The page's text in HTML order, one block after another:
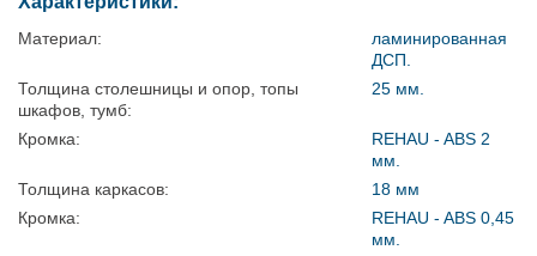
Материал:
ламинированная
ДСП.
Толщина столешницы и опор, топы
шкафов, тумб:
25 мм.
Кромка:
REHAU - ABS 2
мм.
Толщина каркасов:
18 мм
Кромка:
REHAU - ABS 0,45
мм.